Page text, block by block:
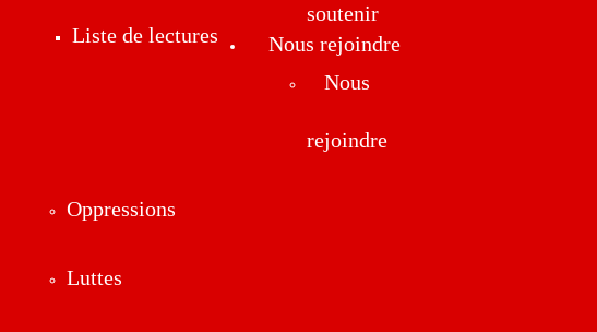
Liste de lectures
soutenir
Nous
rejoindre
Oppressions
Luttes
Nous rejoindre